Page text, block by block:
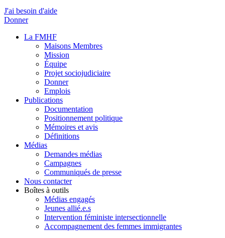
J'ai besoin d'aide
Donner
La FMHF
Maisons Membres
Mission
Équipe
Projet sociojudiciaire
Donner
Emplois
Publications
Documentation
Positionnement politique
Mémoires et avis
Définitions
Médias
Demandes médias
Campagnes
Communiqués de presse
Nous contacter
Boîtes à outils
Médias engagés
Jeunes allié.e.s
Intervention féministe intersectionnelle
Accompagnement des femmes immigrantes